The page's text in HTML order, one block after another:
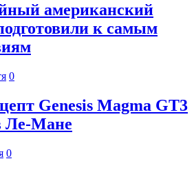
американский
к самым
0
Genesis Magma GT3
Ле-Мане
0